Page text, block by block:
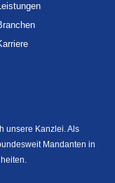
unsere Kanzlei. Als
Mandanten in